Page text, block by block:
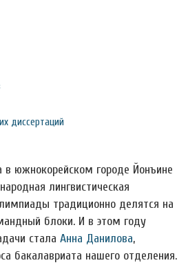
диссертаций
в южнокорейском городе Йонъине
лингвистическая
традиционно делятся на
блоки. И в этом году
стала Анна Данилова,
бакалавриата нашего отделения.